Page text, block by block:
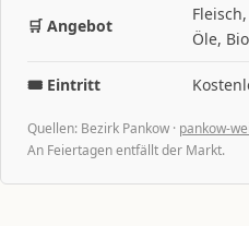
🛒 Angebot
Öle,
🎟️ Eintritt
Quellen: Bezirk Pankow · pankow-
An Feiertagen entfällt der Markt.